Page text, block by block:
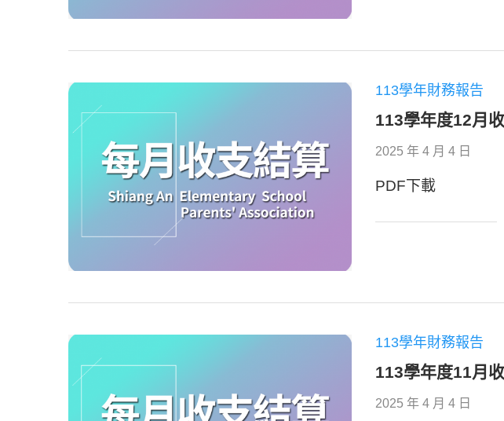
113學年財務報告
113學年度12月
2025 年 4 月 4 日
PDF下載
113學年財務報告
113學年度11月
2025 年 4 月 4 日